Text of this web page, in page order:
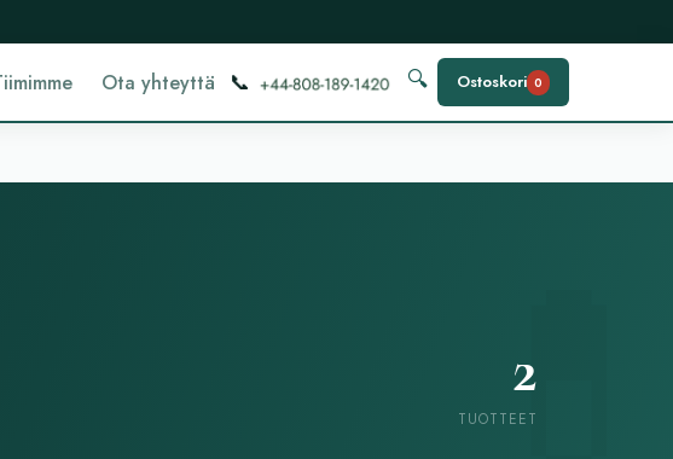
Ota yhteyttä 📞 🔍 Ostoskori 0
2
TUOTTEET